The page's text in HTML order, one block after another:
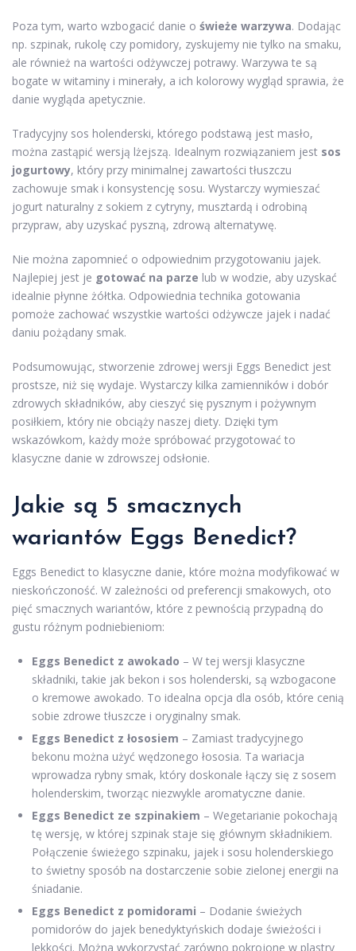
Poza tym, warto wzbogacić danie o świeże warzywa. Dodając
np. szpinak, rukolę czy pomidory, zyskujemy nie tylko na smaku,
ale również na wartości odżywczej potrawy. Warzywa te są
bogate w witaminy i minerały, a ich kolorowy wygląd sprawia, że
danie wygląda apetycznie.
Tradycyjny sos holenderski, którego podstawą jest masło,
można zastąpić wersją lżejszą. Idealnym rozwiązaniem jest sos
jogurtowy, który przy minimalnej zawartości tłuszczu
zachowuje smak i konsystencję sosu. Wystarczy wymieszać
jogurt naturalny z sokiem z cytryny, musztardą i odrobiną
przypraw, aby uzyskać pyszną, zdrową alternatywę.
Nie można zapomnieć o odpowiednim przygotowaniu jajek.
Najlepiej jest je gotować na parze lub w wodzie, aby uzyskać
idealnie płynne żółtka. Odpowiednia technika gotowania
pomoże zachować wszystkie wartości odżywcze jajek i nadać
daniu pożądany smak.
Podsumowując, stworzenie zdrowej wersji Eggs Benedict jest
prostsze, niż się wydaje. Wystarczy kilka zamienników i dobór
zdrowych składników, aby cieszyć się pysznym i pożywnym
posiłkiem, który nie obciąży naszej diety. Dzięki tym
wskazówkom, każdy może spróbować przygotować to
klasyczne danie w zdrowszej odsłonie.
Jakie są 5 smacznych
wariantów Eggs Benedict?
Eggs Benedict to klasyczne danie, które można modyfikować w
nieskończoność. W zależności od preferencji smakowych, oto
pięć smacznych wariantów, które z pewnością przypadną do
gustu różnym podniebieniom:
Eggs Benedict z awokado – W tej wersji klasyczne
składniki, takie jak bekon i sos holenderski, są wzbogacone
o kremowe awokado. To idealna opcja dla osób, które cenią
sobie zdrowe tłuszcze i oryginalny smak.
Eggs Benedict z łososiem – Zamiast tradycyjnego
bekonu można użyć wędzonego łososia. Ta wariacja
wprowadza rybny smak, który doskonale łączy się z sosem
holenderskim, tworząc niezwykle aromatyczne danie.
Eggs Benedict ze szpinakiem – Wegetarianie pokochają
tę wersję, w której szpinak staje się głównym składnikiem.
Połączenie świeżego szpinaku, jajek i sosu holenderskiego
to świetny sposób na dostarczenie sobie zielonej energii na
śniadanie.
Eggs Benedict z pomidorami – Dodanie świeżych
pomidorów do jajek benedyktyńskich dodaje świeżości i
lekkości. Można wykorzystać zarówno pokrojone w plastry